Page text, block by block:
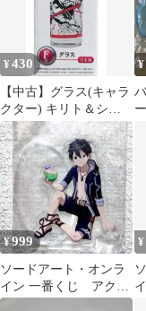
¥430
【中古】グラス(キャラ
クター) キリト＆シノ
ン(ブラック×レッド) グ
ラス 「一番くじプレミ
アム ソードアート・オ
ンライン STAGE2」 F
賞
¥
¥999
ソードアート・オンラ
イン 一番くじ アクリ
ルスタンド キリト
¥